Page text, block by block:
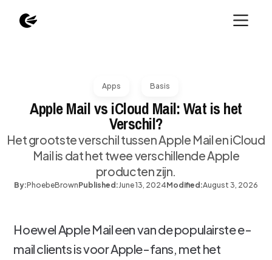
Apps Basis
Apple Mail vs iCloud Mail: Wat is het
Verschil?
Het grootste verschil tussen Apple Mail en iCloud
Mail is dat het twee verschillende Apple
producten zijn.
By:PhoebeBrownPublished:June 13, 2024Modified:August 3, 2026
Hoewel Apple Mail een van de populairste e-
mail clients is voor Apple-fans, met het